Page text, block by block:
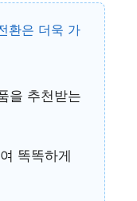
환은 더욱 가
을 추천받는
똑똑하게